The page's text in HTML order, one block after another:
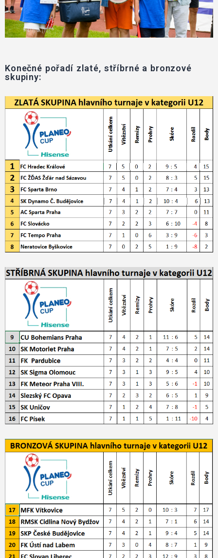
Konečné pořadí zlaté, stříbrné a bronzové
skupiny: